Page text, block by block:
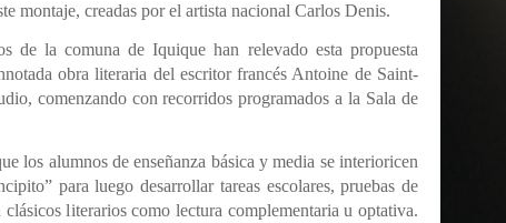
montaje, creadas por el artista nacional Carlos Denis.
de la comuna de Iquique han relevado esta propuesta
obra literaria del escritor francés Antoine de Saint-
comenzando con recorridos programados a la Sala de
los alumnos de enseñanza básica y media se interioricen
para luego desarrollar tareas escolares, pruebas de
literarios como lectura complementaria u optativa.